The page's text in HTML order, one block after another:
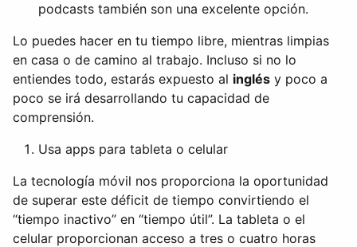
podcasts también son una excelente opción.
Lo puedes hacer en tu tiempo libre, mientras limpias
en casa o de camino al trabajo. Incluso si no lo
entiendes todo, estarás expuesto al inglés y poco a
poco se irá desarrollando tu capacidad de
comprensión.
Usa apps para tableta o celular
La tecnología móvil nos proporciona la oportunidad
de superar este déficit de tiempo convirtiendo el
“tiempo inactivo” en “tiempo útil”. La tableta o el
celular proporcionan acceso a tres o cuatro horas